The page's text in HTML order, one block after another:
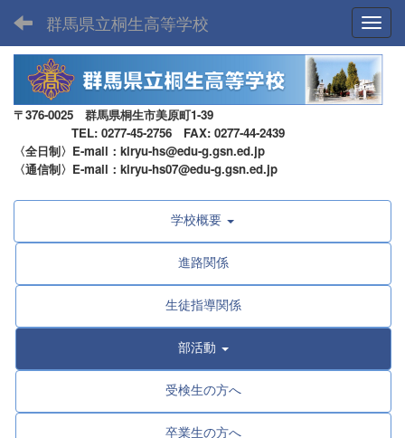
群馬県立桐生高等学校
〒376-0025 群馬県桐生市美原町1-39
TEL: 0277-45-2756 FAX: 0277-44-2439
〈全日制〉E-mail：kiryu-hs@edu-g.gsn.ed.jp
〈通信制〉E-mail：kiryu-hs07@edu-g.gsn.ed.jp
学校概要
進路関係
生徒指導関係
部活動
受検生の方へ
卒業生の方へ